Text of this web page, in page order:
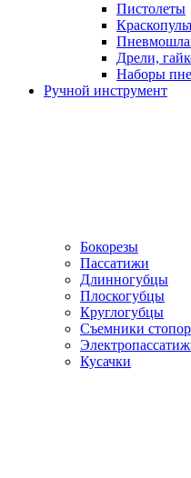
Пистолеты
Дрели,
Наборы
Ручной инструмент
Бокорезы
Пассатижи
Длинногубцы
Плоскогубцы
Круглогубцы
Съемники
Кусачки